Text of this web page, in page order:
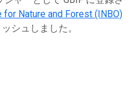
Nature and Forest (INBO)
シュしました。